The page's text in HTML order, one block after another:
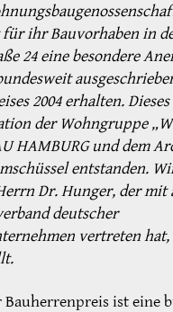
ihr Bauvorhaben in
24 eine besondere
2004 erhalten.
der Wohngruppe
HAMBURG und dem
entstanden.
Dr. Hunger, der mit
deutscher
vertreten hat,
Bauherrenpreis ist eine